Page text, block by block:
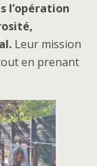
l’opération
Leur mission
en prenant